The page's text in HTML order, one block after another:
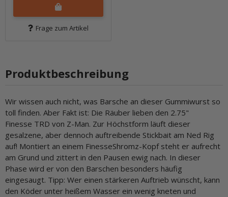
Frage zum Artikel
Produktbeschreibung
Wir wissen auch nicht, was Barsche an dieser Gummiwurst so
toll finden. Aber Fakt ist: Die Räuber lieben den 2.75"
Finesse TRD von Z-Man. Zur Höchstform läuft dieser
gesalzene, aber dennoch auftreibende Stickbait am Ned Rig
auf! Montiert an einem FinesseShromz-Kopf steht er aufrecht
am Grund und zittert in den Pausen ewig nach. In dieser
Phase wird er von den Barschen besonders häufig
eingesaugt. Tipp: Wer einen stärkeren Auftrieb wünscht, kann
den Köder unter heißem Wasser ein wenig kneten und